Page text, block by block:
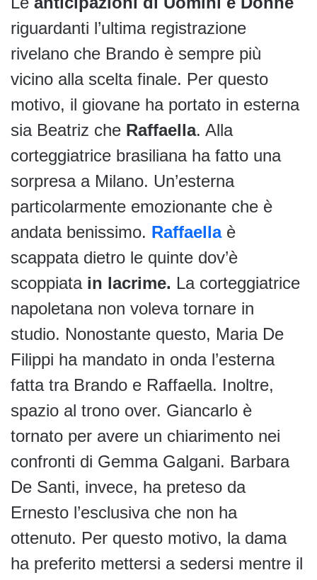
riguardanti l’ultima registrazione
rivelano che Brando è sempre più
vicino alla scelta finale. Per questo
motivo, il giovane ha portato in esterna
sia Beatriz che Raffaella. Alla
corteggiatrice brasiliana ha fatto una
sorpresa a Milano. Un’esterna
particolarmente emozionante che è
andata benissimo. Raffaella è
scappata dietro le quinte dov’è
scoppiata in lacrime. La corteggiatrice
napoletana non voleva tornare in
studio. Nonostante questo, Maria De
Filippi ha mandato in onda l’esterna
fatta tra Brando e Raffaella. Inoltre,
spazio al trono over. Giancarlo è
tornato per avere un chiarimento nei
confronti di Gemma Galgani. Barbara
De Santi, invece, ha preteso da
Ernesto l’esclusiva che non ha
ottenuto. Per questo motivo, la dama
ha preferito mettersi a sedersi mentre il